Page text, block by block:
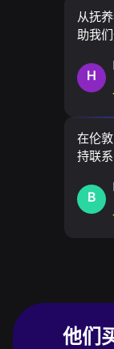
从抚
助我
H
在伦
持联
B
他们